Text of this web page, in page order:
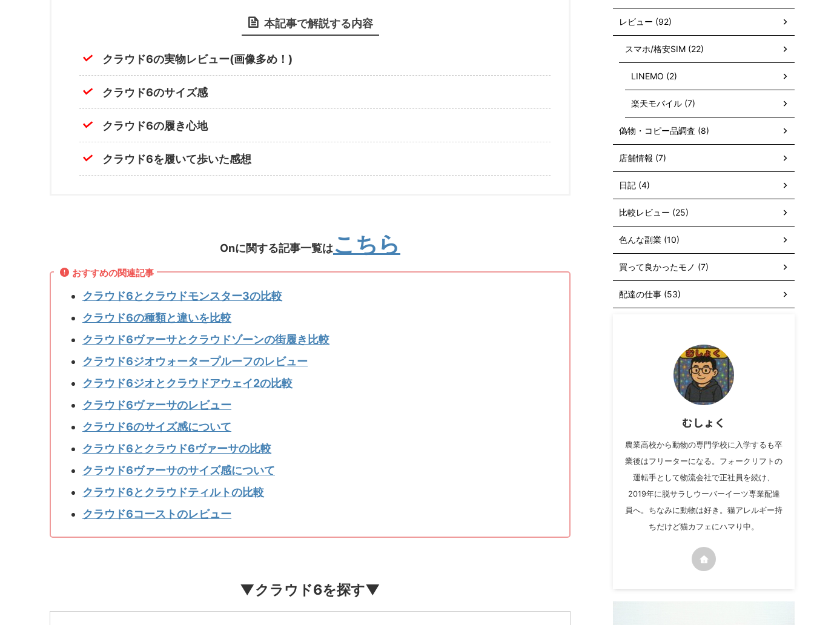
本記事で解説する内容
クラウド6の実物レビュー(画像多め！)
クラウド6のサイズ感
クラウド6の履き心地
クラウド6を履いて歩いた感想
Onに関する記事一覧はこちら
おすすめの関連記事
クラウド6とクラウドモンスター3の比較
クラウド6の種類と違いを比較
クラウド6ヴァーサとクラウドゾーンの街履き比較
クラウド6ジオウォータープルーフのレビュー
クラウド6ジオとクラウドアウェイ2の比較
クラウド6ヴァーサのレビュー
クラウド6のサイズ感について
クラウド6とクラウド6ヴァーサの比較
クラウド6ヴァーサのサイズ感について
クラウド6とクラウドティルトの比較
クラウド6コーストのレビュー
▼クラウド6を探す▼
レビュー (92)
スマホ/格安SIM (22)
LINEMO (2)
楽天モバイル (7)
偽物・コピー品調査 (8)
店舗情報 (7)
日記 (4)
比較レビュー (25)
色んな副業 (10)
買って良かったモノ (7)
配達の仕事 (53)
むしょく
農業高校から動物の専門学校に入学するも卒
業後はフリーターになる。フォークリフトの
運転手として物流会社で正社員を続け、
2019年に脱サラしウーバーイーツ専業配達
員へ。ちなみに動物は好き。猫アレルギー持
ちだけど猫カフェにハマり中。